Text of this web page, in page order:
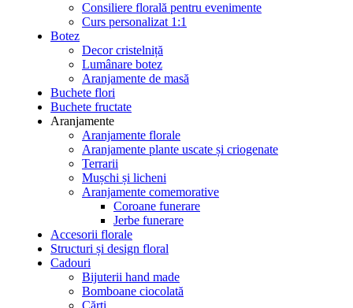
Consiliere florală pentru evenimente
Curs personalizat 1:1
Botez
Decor cristelniță
Lumânare botez
Aranjamente de masă
Buchete flori
Buchete fructate
Aranjamente
Aranjamente florale
Aranjamente plante uscate și criogenate
Terrarii
Mușchi și licheni
Aranjamente comemorative
Coroane funerare
Jerbe funerare
Accesorii florale
Structuri și design floral
Cadouri
Bijuterii hand made
Bomboane ciocolată
Cărți